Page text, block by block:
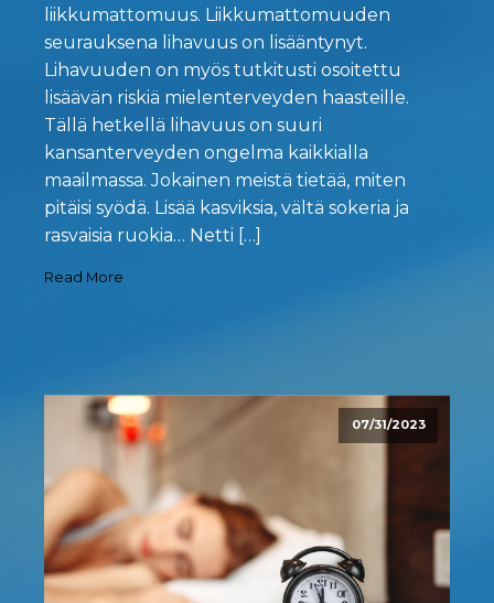
liikkumattomuus. Liikkumattomuuden
seurauksena lihavuus on lisääntynyt.
Lihavuuden on myös tutkitusti osoitettu
lisäävän riskiä mielenterveyden haasteille.
Tällä hetkellä lihavuus on suuri
kansanterveyden ongelma kaikkialla
maailmassa. Jokainen meistä tietää, miten
pitäisi syödä. Lisää kasviksia, vältä sokeria ja
rasvaisia ruokia… Netti […]
Read More
07/31/2023